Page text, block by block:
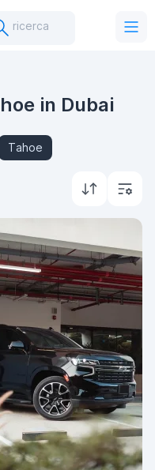
ricerca
in Dubai
Tahoe